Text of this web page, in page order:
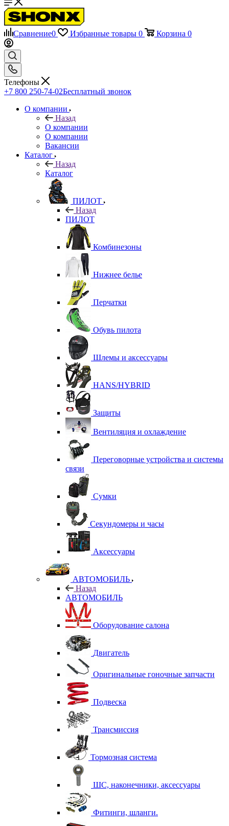
Сравнение0 Избранные товары 0 Корзина 0
Телефоны
+7 800 250-74-02Бесплатный звонок
О компании
Назад
О компании
О компании
Вакансии
Каталог
Назад
Каталог
ПИЛОТ
Назад
ПИЛОТ
Комбинезоны
Нижнее белье
Перчатки
Обувь пилота
Шлемы и аксессуары
HANS/HYBRID
Защиты
Вентиляция и охлаждение
Переговорные устройства и системы
связи
Сумки
Секундомеры и часы
Аксессуары
АВТОМОБИЛЬ
Назад
АВТОМОБИЛЬ
Оборудование салона
Двигатель
Оригинальные гоночные запчасти
Подвеска
Трансмиссия
Тормозная система
ШС, наконечники, аксессуары
Фитинги, шланги.